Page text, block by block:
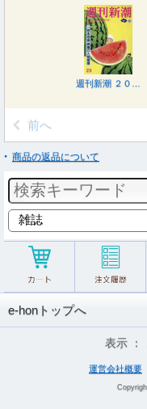
前へ
商品の返品について
e-honトップへ
表示 ：
運営会社概要